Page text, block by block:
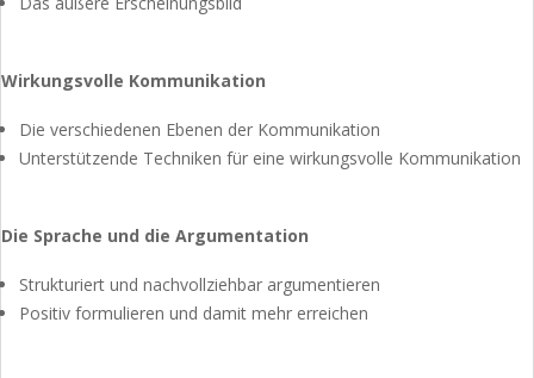
Wirkungsvolle Kommunikation
Die verschiedenen Ebenen der Kommunikation
Unterstützende Techniken für eine wirkungsvolle Kommunikation
Die Sprache und die Argumentation
Strukturiert und nachvollziehbar argumentieren
Positiv formulieren und damit mehr erreichen